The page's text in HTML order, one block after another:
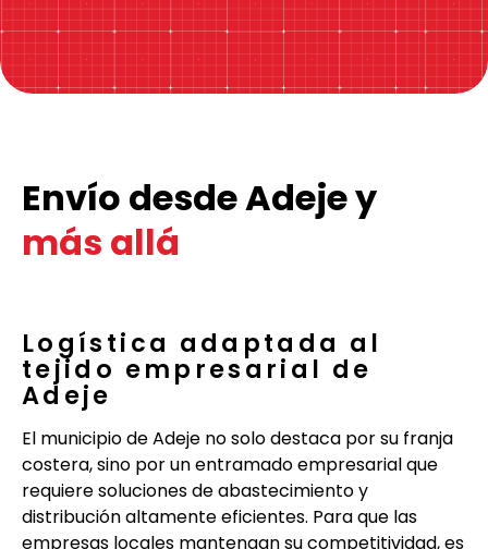
Envío desde Adeje y
más allá
Logística adaptada al
tejido empresarial de
Adeje
El municipio de Adeje no solo destaca por su franja
costera, sino por un entramado empresarial que
requiere soluciones de abastecimiento y
distribución altamente eficientes. Para que las
empresas locales mantengan su competitividad, es